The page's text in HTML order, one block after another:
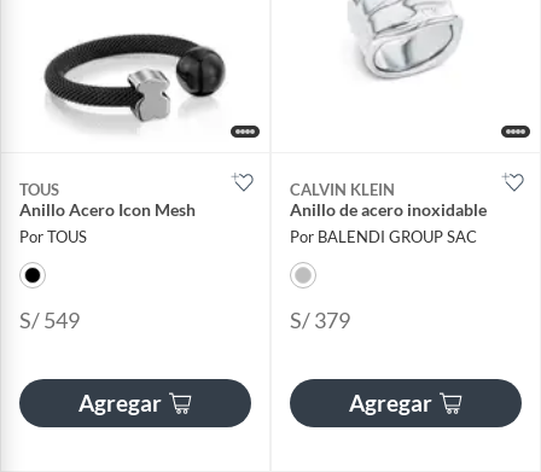
TOUS
Anillo Acero Icon Mesh
Por TOUS
S/ 549
Agregar
CALVIN KLEIN
Anillo de acero inoxidable
Por BALENDI GROUP SAC
S/ 379
Agregar